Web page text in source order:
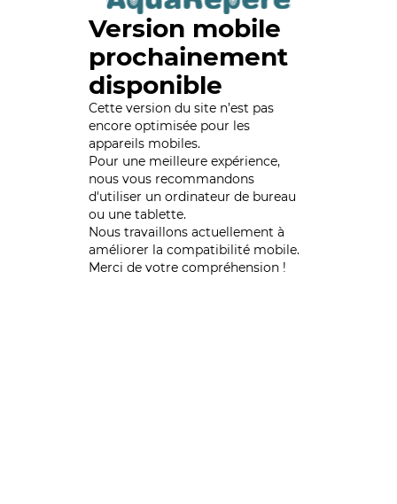
Version mobile
prochainement
disponible
Cette version du site n’est pas
encore optimisée pour les
appareils mobiles.
Pour une meilleure expérience,
nous vous recommandons
d'utiliser un ordinateur de bureau
ou une tablette.
Nous travaillons actuellement à
améliorer la compatibilité mobile.
Merci de votre compréhension !